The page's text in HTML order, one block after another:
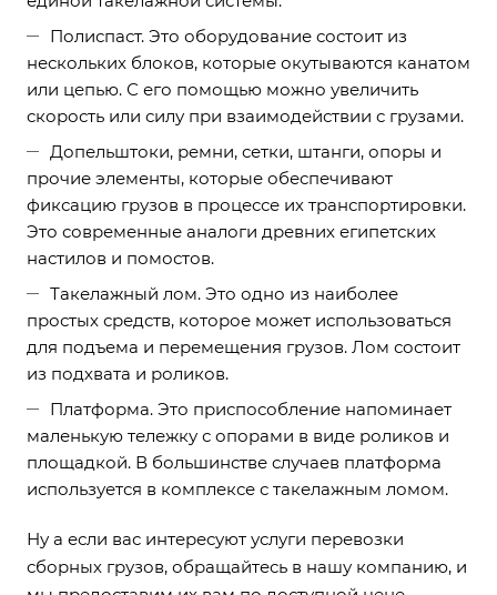
Полиспаст. Это оборудование состоит из
нескольких блоков, которые окутываются канатом
или цепью. С его помощью можно увеличить
скорость или силу при взаимодействии с грузами.
Допельштоки, ремни, сетки, штанги, опоры и
прочие элементы, которые обеспечивают
фиксацию грузов в процессе их транспортировки.
Это современные аналоги древних египетских
настилов и помостов.
Такелажный лом. Это одно из наиболее
простых средств, которое может использоваться
для подъема и перемещения грузов. Лом состоит
из подхвата и роликов.
Платформа. Это приспособление напоминает
маленькую тележку с опорами в виде роликов и
площадкой. В большинстве случаев платформа
используется в комплексе с такелажным ломом.
Ну а если вас интересуют услуги перевозки
сборных грузов, обращайтесь в нашу компанию, и